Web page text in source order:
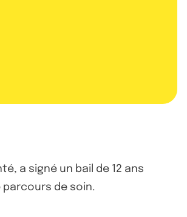
a signé un bail de 12 ans
parcours de soin.